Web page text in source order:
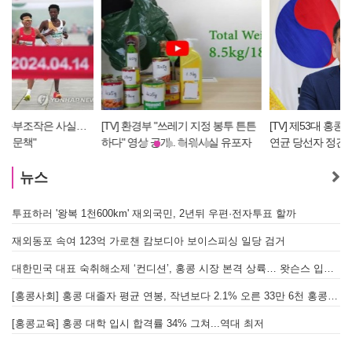
[TV] 환경부 "쓰레기 지정 봉투 튼튼
하다" 영상 공개.. 허위사실 유포자
[TV] 제53대 홍콩한인회 회장선거 탁
연균 당선자 정견 발표
뉴스
투표하러 '왕복 1천600km' 재외국민, 2년뒤 우편·전자투표 할까
재외동포 속여 123억 가로챈 캄보디아 보이스피싱 일당 검거
대한민국 대표 숙취해소제 ‘컨디션’, 홍콩 시장 본격 상륙… 왓슨스 입점 기념 할인 행사 진행
[홍콩사회] 홍콩 대졸자 평균 연봉, 작년보다 2.1% 오른 33만 6천 홍콩달러 기록
[홍콩교육] 홍콩 대학 입시 합격률 34% 그쳐...역대 최저